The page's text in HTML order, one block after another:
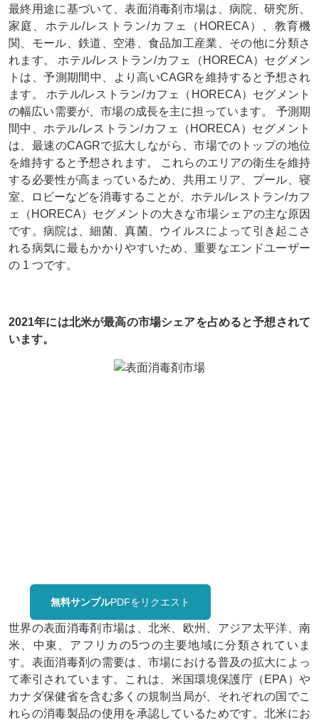
最終用途に基づいて、表面消毒剤市場は、病院、研究所、
家庭、ホテル/レストラン/カフェ（HORECA）、教育機
関、モール、鉄道、空港、食品加工産業、その他に分類さ
れます。 ホテル/レストラン/カフェ（HORECA）セグメン
トは、予測期間中、より高いCAGRを維持すると予想され
ます。 ホテル/レストラン/カフェ（HORECA）セグメント
の幅広い需要が、市場の成長を主に担っています。 予測期
間中、ホテル/レストラン/カフェ（HORECA）セグメント
は、最速のCAGRで拡大しながら、市場でのトップの地位
を維持すると予想されます。 これらのエリアの衛生を維持
する必要性が高まっているため、共用エリア、プール、寝
室、ロビーなどを消毒することが、ホテル/レストラン/カフ
ェ（HORECA）セグメントの大きな市場シェアの主な原因
です。病院は、細菌、真菌、ウイルスによって引き起こさ
れる病気に最もかかりやすいため、重要なエンドユーザー
の 1 つです。
2021年には北米が最高の市場シェアを占めると予想されて
います。
無料サンプルPDFをリクエスト
世界の表面消毒剤市場は、北米、欧州、アジア太平洋、南
米、中東、アフリカの5つの主要地域に分類されていま
す。表面消毒剤の需要は、市場における普及の拡大によっ
て牽引されています。これは、米国環境保護庁（EPA）や
カナダ保健省を含む多くの規制当局が、それぞれの国でこ
れらの消毒製品の使用を承認しているためです。北米にお